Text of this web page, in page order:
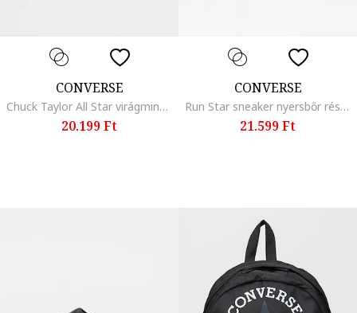
CONVERSE
Chuck Taylor All Star virágmintás sneaker, Kék/Krémszín
20.199 Ft
CONVERSE
Run Star sneaker nyersbőr részletekkel, Fekete/Krémszín
21.599 Ft